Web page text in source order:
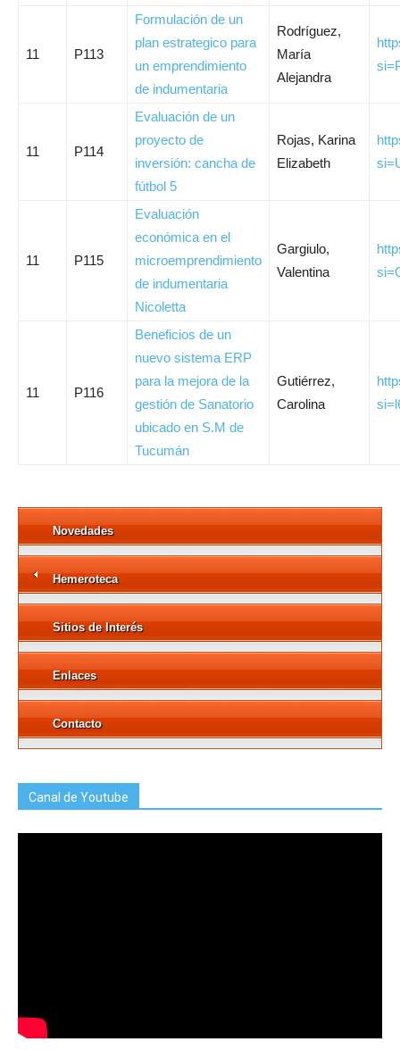
11 P113
Formulación de un
plan estrategico para
un emprendimiento
de indumentaria
Rodríguez,
María
Alejandra
11 P114
Evaluación de un
proyecto de
inversión: cancha de
fútbol 5
Rojas, Karina
Elizabeth
11 P115
Evaluación
económica en el
microemprendimiento
de indumentaria
Nicoletta
Gargiulo,
Valentina
11 P116
Beneficios de un
nuevo sistema ERP
para la mejora de la
gestión de Sanatorio
ubicado en S.M de
Tucumán
Gutiérrez,
Carolina
Novedades
Hemeroteca
Sitios de Interés
Enlaces
Contacto
Canal de Youtube